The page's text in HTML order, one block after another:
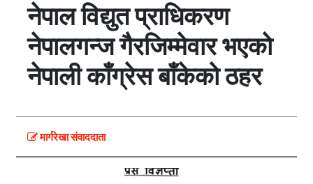
नेपाल विद्युत प्राधिकरण
नेपालगन्ज गैरजिम्मेवार भएकाे
नेपाली काँग्रेस बाँकेकाे ठहर
मार्गरेखा संवाददाता